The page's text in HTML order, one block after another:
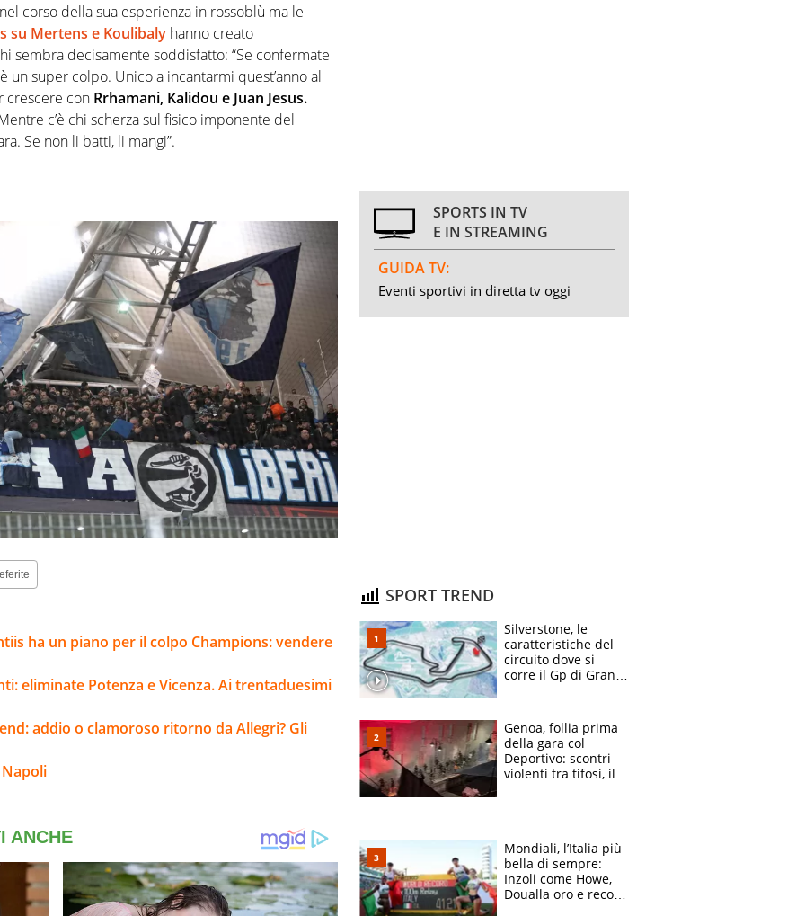
corso della sua esperienza in rossoblù ma le
su Mertens e Koulibaly hanno creato
sembra decisamente soddisfatto: “Se confermate
super colpo. Unico a incantarmi quest’anno al
crescere con Rrhamani, Kalidou e Juan Jesus.
c’è chi scherza sul fisico imponente del
Se non li batti, li mangi”.
ha un piano per il colpo Champions: vendere
eliminate Potenza e Vicenza. Ai trentaduesimi
addio o clamoroso ritorno da Allegri? Gli
SPORTS IN TV
E IN STREAMING
GUIDA TV:
Eventi sportivi in diretta tv oggi
SPORT TREND
Silverstone, le
caratteristiche del
circuito dove si
corre il Gp di Gran
Genoa, follia prima
della gara col
Deportivo: scontri
violenti tra tifosi, il
Mondiali, l’Italia più
bella di sempre:
Inzoli come Howe,
Doualla oro e record